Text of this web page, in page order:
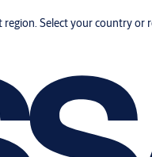
Select your country or